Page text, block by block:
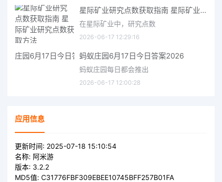
星际矿业研究点数获取指南 星际矿业研究点数获取方法
在星际矿业中，研究点数
2026-06-17 12:29:16
蚂蚁庄园6月17日今日答案2026
蚂蚁庄园每日都会推出
2026-06-17 12:00:28
应用信息
更新时间: 2025-07-18 15:10:54
名称: 阿米游
版本: 3.2.2
MD5值: C31776FBF309EBEE10745BFF257B01FA